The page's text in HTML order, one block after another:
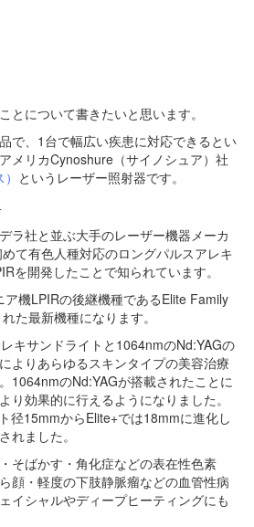
とについて書きたいと思います。
で、1台で幅広い疾患に対応できるとい
メリカCynoshure（サイノシュア）社
というレーザー照射器です。
ラ社と並ぶ大手のレーザー機器メーカ
て有色人種対応のロングパルスアレキ
を開発したことで知られています。
ア機LPIRの後継機種であるElite Family
た最新機種になります。
キサンドライトと1064nmのNd:YAGの
よりあらゆるスキンタイプの美容治療
1064nmのNd:YAGが搭載されたことに
り効果的に行えるようになりました。
径15mmからElite+では18mmに進化し
れました。
そばかす・角化症などの表在性色素
顔・軽度の下肢静脈瘤などの血管性病
イシャルやディープヒーティングにも